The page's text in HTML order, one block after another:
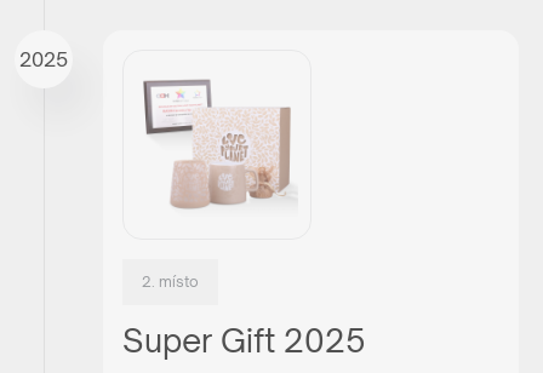
2025
2. místo
Super Gift 2025